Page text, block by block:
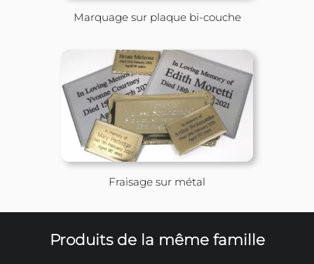
Fraisage sur acrylique